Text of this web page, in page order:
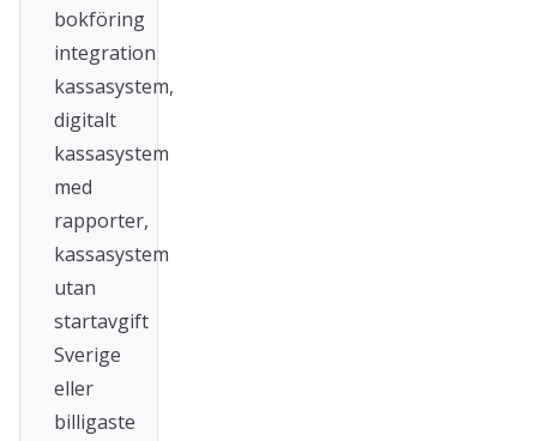
bokföring
integration
kassasystem,
digitalt
kassasystem
med
rapporter,
kassasystem
utan
startavgift
Sverige
eller
billigaste